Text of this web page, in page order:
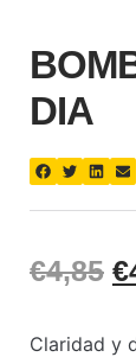
DIA
€4,85 €
Claridad y